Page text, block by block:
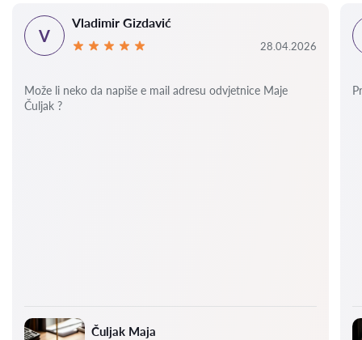
Čuljak Maja
V
Vladimir Gizdavić
28.04.2026
Može li neko da napiše e mail adresu odvjetnice Maje
Čuljak ?